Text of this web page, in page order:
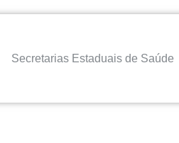
Secretarias Estaduais de Saúde